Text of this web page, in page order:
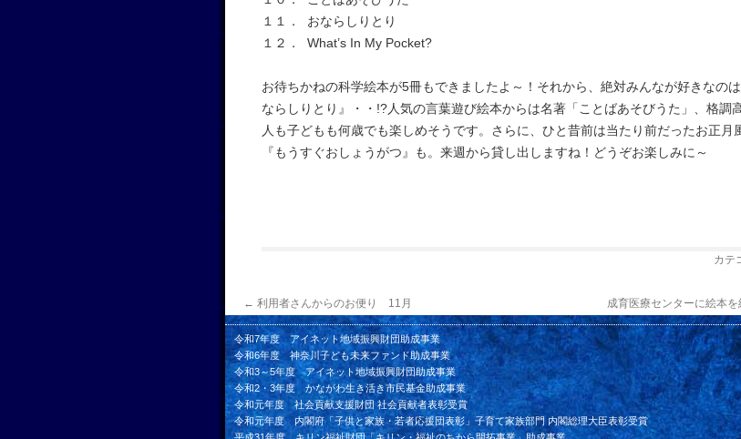
１１． おならしりとり
１２． What’s In My Pocket?
お待ちかねの科学絵本が5冊もできましたよ～！それから、絶対みんなが好きなの
ならしりとり』・・!?人気の言葉遊び絵本からは名著「ことばあそびうた」、格調
人も子どもも何歳でも楽しめそうです。さらに、ひと昔前は当たり前だったお正月
『もうすぐおしょうがつ』も。来週から貸し出しますね！どうぞお楽しみに～
カテ
← 利用者さんからのお便り 11月 成育医療センターに絵本
令和7年度 アイネット地域振興財団助成事業
令和6年度 神奈川子ども未来ファンド助成事業
令和3～5年度 アイネット地域振興財団助成事業
令和2・3年度 かながわ生き活き市民基金助成事業
令和元年度 社会貢献支援財団 社会貢献者表彰受賞
令和元年度 内閣府「子供と家族・若者応援団表彰」子育て家族部門 内閣総理大臣表彰受賞